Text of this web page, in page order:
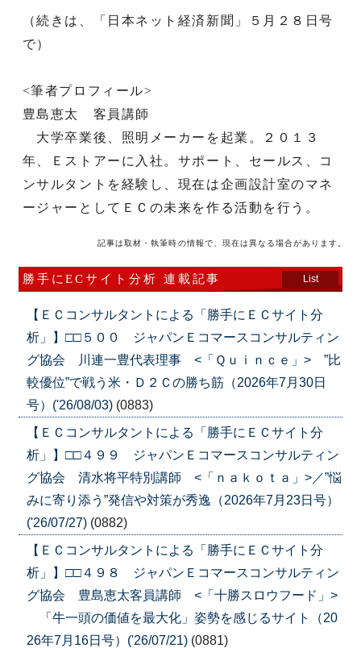
（続きは、「日本ネット経済新聞」５月２８日号
で）
<筆者プロフィール>
豊島恵太 客員講師
大学卒業後、照明メーカーを起業。２０１３
年、Ｅストアーに入社。サポート、セールス、コ
ンサルタントを経験し、現在は企画設計室のマネ
ージャーとしてＥＣの未来を作る活動を行う。
記事は取材・執筆時の情報で、現在は異なる場合があります。
勝手にECサイト分析 連載記事 List
【ＥＣコンサルタントによる「勝手にＥＣサイト分
析」】□□５００ ジャパンＥコマースコンサルティン
グ協会 川連一豊代表理事 <「Ｑｕｉｎｃｅ」> ”比
較優位”で戦う米・Ｄ２Ｃの勝ち筋（2026年7月30日
号）('26/08/03) (0883)
【ＥＣコンサルタントによる「勝手にＥＣサイト分
析」】□□４９９ ジャパンＥコマースコンサルティン
グ協会 清水将平特別講師 <「ｎａｋｏｔａ」>／”悩
みに寄り添う”発信や対策が秀逸（2026年7月23日号）
('26/07/27) (0882)
【ＥＣコンサルタントによる「勝手にＥＣサイト分
析」】□□４９８ ジャパンＥコマースコンサルティン
グ協会 豊島恵太客員講師 <「十勝スロウフード」>
「牛一頭の価値を最大化」姿勢を感じるサイト（20
26年7月16日号）('26/07/21) (0881)